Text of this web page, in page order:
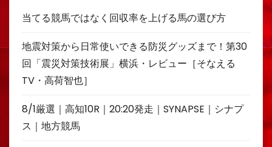
当てる競馬ではなく回収率を上げる馬の選び方
地震対策から日常使いできる防災グッズまで！第30
回「震災対策技術展」横浜・レビュー［そなえる
TV・高荷智也］
8/1厳選｜高知10R｜20:20発走｜SYNAPSE｜シナプ
ス｜地方競馬